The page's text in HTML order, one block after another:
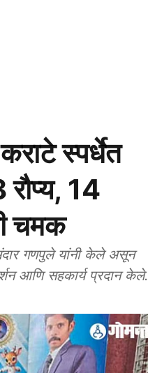
स्पर्धेत
रौप्य, 14
चमक
गणपुले यांनी केले असून
आणि सहकार्य प्रदान केले.